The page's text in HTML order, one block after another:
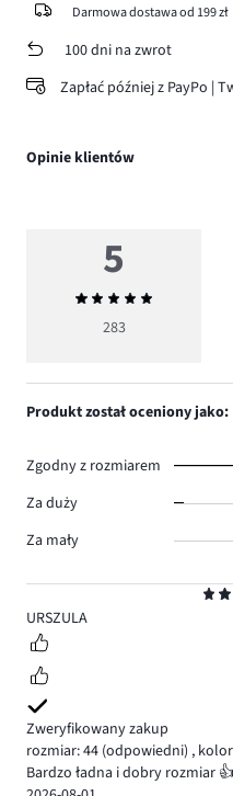
Darmowa dostawa od 199 zł
100 dni na zwrot
Zapłać później z PayPo |
Opinie klientów
5
URSZULA
Zweryfikowany zakup
rozmiar: 44 (odpowiedni) ,
Bardzo ładna i dobry rozmiar
5
Średnia
ocena
283
Produkt został oceniony jako:
Zgodny z rozmiarem
Za duży
Za mały